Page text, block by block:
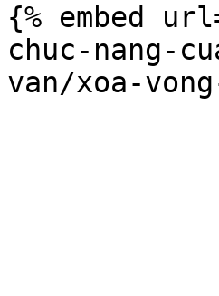
{% embed
chuc-nang-